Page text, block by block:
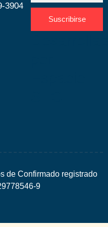
3904
Suscribirse
de Confirmado registrado
9